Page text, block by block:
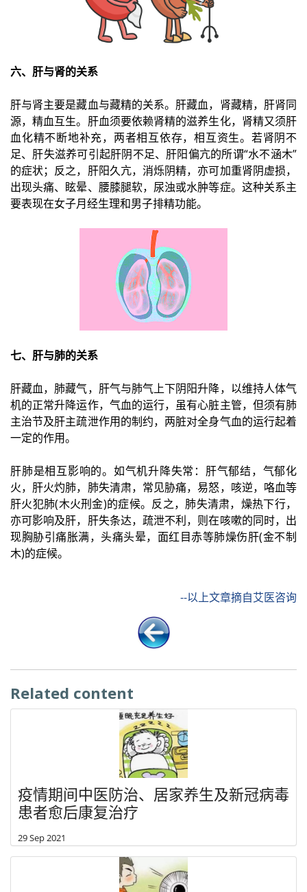
六、肝与肾的关系
肝与肾主要是藏血与藏精的关系。肝藏血，肾藏精，肝肾同
源，精血互生。肝血须要依赖肾精的滋养生化，肾精又须肝
血化精不断地补充，两者相互依存，相互资生。若肾阴不
足、肝失滋养可引起肝阴不足、肝阳偏亢的所谓“水不涵木”
的症状；反之，肝阳久亢，消烁阴精，亦可加重肾阴虚损，
出现头痛、眩晕、腰膝腿软，尿浊或水肿等症。这种关系主
要表现在女子月经生理和男子排精功能。
七、肝与肺的关系
肝藏血，肺藏气，肝气与肺气上下阴阳升降，以维持人体气
机的正常升降运作，气血的运行，虽有心脏主管，但须有肺
主治节及肝主疏泄作用的制约，两脏对全身气血的运行起着
一定的作用。
肝肺是相互影响的。如气机升降失常：肝气郁结，气郁化
火，肝火灼肺，肺失清肃，常见胁痛，易怒，咳逆，咯血等
肝火犯肺(木火刑金)的症候。反之，肺失清肃，燥热下行，
亦可影响及肝，肝失条达，疏泄不利，则在咳嗽的同时，出
现胸胁引痛胀满，头痛头晕，面红目赤等肺燥伤肝(金不制
木)的症候。
--以上文章摘自艾医咨询
Related content
疫情期间中医防治、居家养生及新冠病毒
患者愈后康复治疗
29 Sep 2021